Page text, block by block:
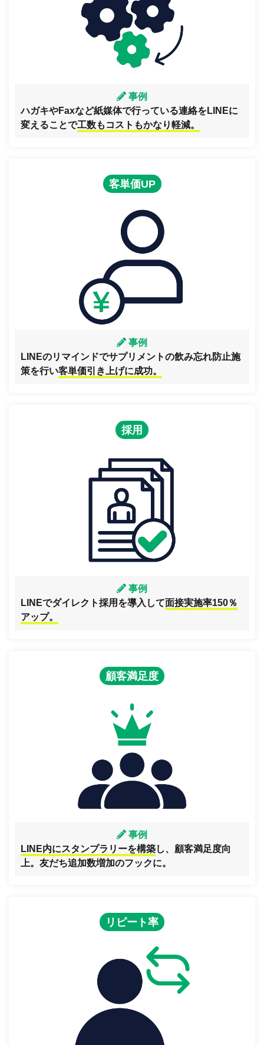
事例
ハガキやFaxなど紙媒体で行っている連絡をLINEに
変えることで工数もコストもかなり軽減。
客単価UP
事例
LINEのリマインドでサプリメントの飲み忘れ防止施
策を行い客単価引き上げに成功。
採用
事例
LINEでダイレクト採用を導入して面接実施率150％
アップ。
顧客満足度
事例
LINE内にスタンプラリーを構築し、顧客満足度向
上。友だち追加数増加のフックに。
リピート率